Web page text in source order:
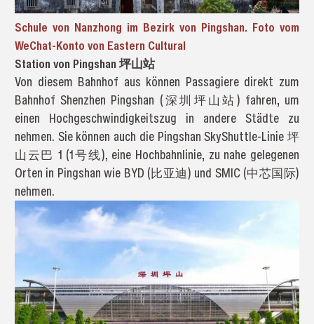
Schule von Nanzhong im Bezirk von Pingshan. Foto vom
WeChat-Konto von Eastern Cultural
Station von Pingshan 坪山站
Von diesem Bahnhof aus können Passagiere direkt zum
Bahnhof Shenzhen Pingshan (深圳坪山站) fahren, um
einen Hochgeschwindigkeitszug in andere Städte zu
nehmen. Sie können auch die Pingshan SkyShuttle-Linie 坪
山云巴 1 (1号线), eine Hochbahnlinie, zu nahe gelegenen
Orten in Pingshan wie BYD (比亚迪) und SMIC (中芯国际)
nehmen.